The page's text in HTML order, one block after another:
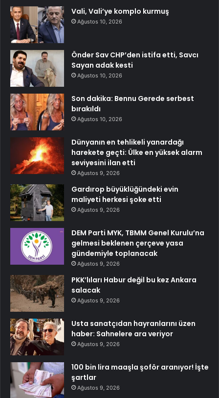
Vali, Vali’ye komplo kurmuş
Ağustos 10, 2026
Önder Sav CHP’den istifa etti, Savcı
Sayan adak kesti
Ağustos 10, 2026
Son dakika: Bennu Gerede serbest
bırakıldı
Ağustos 10, 2026
Dünyanın en tehlikeli yanardağı
harekete geçti: Ülke en yüksek alarm
seviyesini ilan etti
Ağustos 9, 2026
Gardırop büyüklüğündeki evin
maliyeti herkesi şoke etti
Ağustos 9, 2026
DEM Parti MYK, TBMM Genel Kurulu’na
gelmesi beklenen çerçeve yasa
gündemiyle toplanacak
Ağustos 9, 2026
PKK’lıları Habur değil bu kez Ankara
salacak
Ağustos 9, 2026
Usta sanatçıdan hayranlarını üzen
haber: Sahnelere ara veriyor
Ağustos 9, 2026
100 bin lira maaşla şoför aranıyor! İşte
şartlar
Ağustos 9, 2026